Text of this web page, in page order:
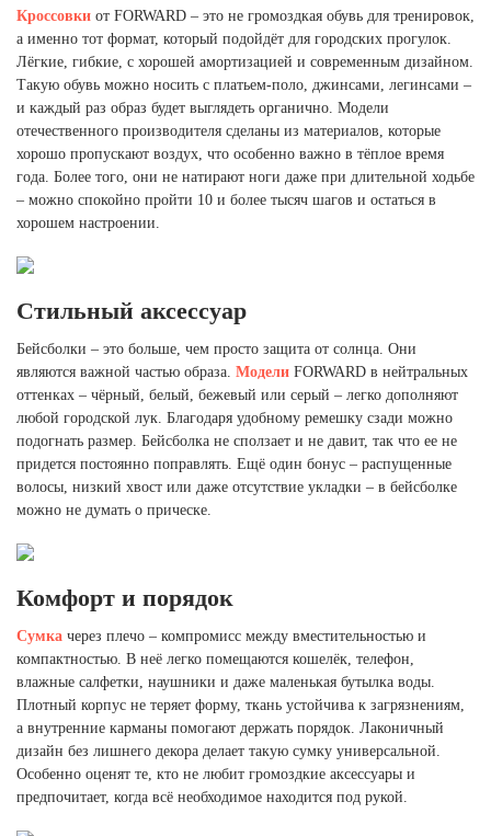
Кроссовки от FORWARD – это не громоздкая обувь для тренировок,
а именно тот формат, который подойдёт для городских прогулок.
Лёгкие, гибкие, с хорошей амортизацией и современным дизайном.
Такую обувь можно носить с платьем-поло, джинсами, легинсами –
и каждый раз образ будет выглядеть органично. Модели
отечественного производителя сделаны из материалов, которые
хорошо пропускают воздух, что особенно важно в тёплое время
года. Более того, они не натирают ноги даже при длительной ходьбе
– можно спокойно пройти 10 и более тысяч шагов и остаться в
хорошем настроении.
Стильный аксессуар
Бейсболки – это больше, чем просто защита от солнца. Они
являются важной частью образа. Модели FORWARD в нейтральных
оттенках – чёрный, белый, бежевый или серый – легко дополняют
любой городской лук. Благодаря удобному ремешку сзади можно
подогнать размер. Бейсболка не сползает и не давит, так что ее не
придется постоянно поправлять. Ещё один бонус – распущенные
волосы, низкий хвост или даже отсутствие укладки – в бейсболке
можно не думать о прическе.
Комфорт и порядок
Сумка через плечо – компромисс между вместительностью и
компактностью. В неё легко помещаются кошелёк, телефон,
влажные салфетки, наушники и даже маленькая бутылка воды.
Плотный корпус не теряет форму, ткань устойчива к загрязнениям,
а внутренние карманы помогают держать порядок. Лаконичный
дизайн без лишнего декора делает такую сумку универсальной.
Особенно оценят те, кто не любит громоздкие аксессуары и
предпочитает, когда всё необходимое находится под рукой.